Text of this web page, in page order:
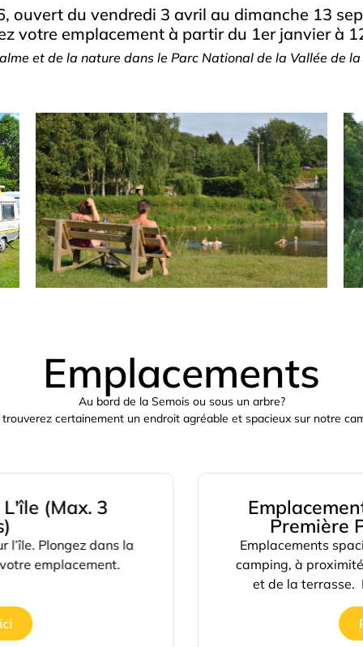
ouvert du vendredi 3 avril au dimanche 13
votre emplacement à partir du 1er janvier à
et de la nature dans le Parc National de la Vallée de
Emplacements
Au bord de la Semois ou sous un arbre?
certainement un endroit agréable et spacieux sur notre
(max. 3
Plongez dans la
emplacement.
Première
Emplacements
camping, à
et de la terrasse.